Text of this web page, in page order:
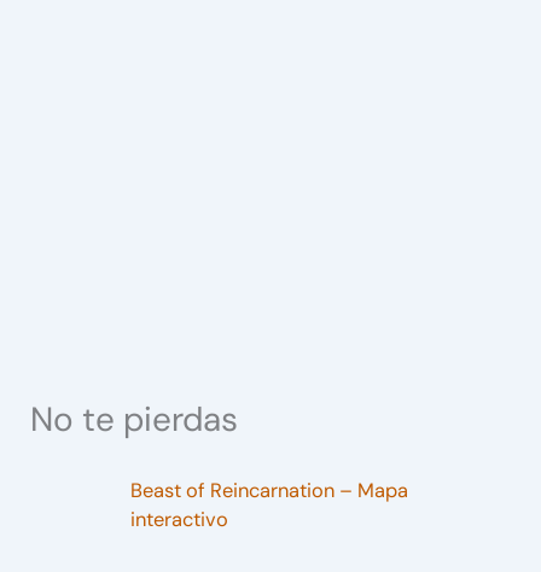
No te pierdas
Beast of Reincarnation – Mapa
interactivo